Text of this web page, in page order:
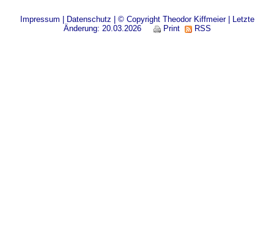
Impressum Datenschutz | © Copyright Theodor Kiffmeier | Letzte
Änderung: 20.03.2026
Print RSS